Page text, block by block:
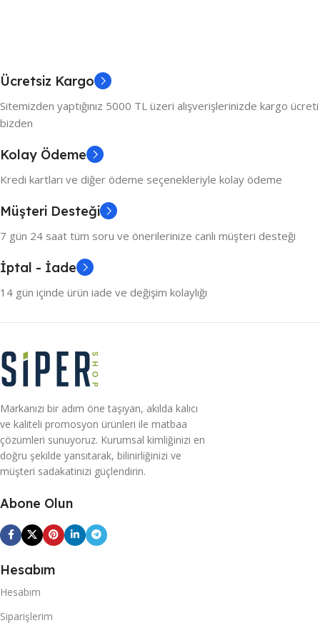
Ücretsiz Kargo
Sitemizden yaptığınız 5000 TL üzeri alışverişlerinizde kargo ücreti
bizden
Kolay Ödeme
Kredi kartları ve diğer ödeme seçenekleriyle kolay ödeme
Müşteri Desteği
7 gün 24 saat tüm soru ve önerilerinize canlı müşteri desteği
İptal - İade
14 gün içinde ürün iade ve değişim kolaylığı
Markanızı bir adım öne taşıyan, akılda kalıcı
ve kaliteli promosyon ürünleri ile matbaa
çözümleri sunuyoruz. Kurumsal kimliğinizi en
doğru şekilde yansıtarak, bilinirliğinizi ve
müşteri sadakatinizi güçlendirin.
Abone Olun
Hesabım
Hesabım
Siparişlerim